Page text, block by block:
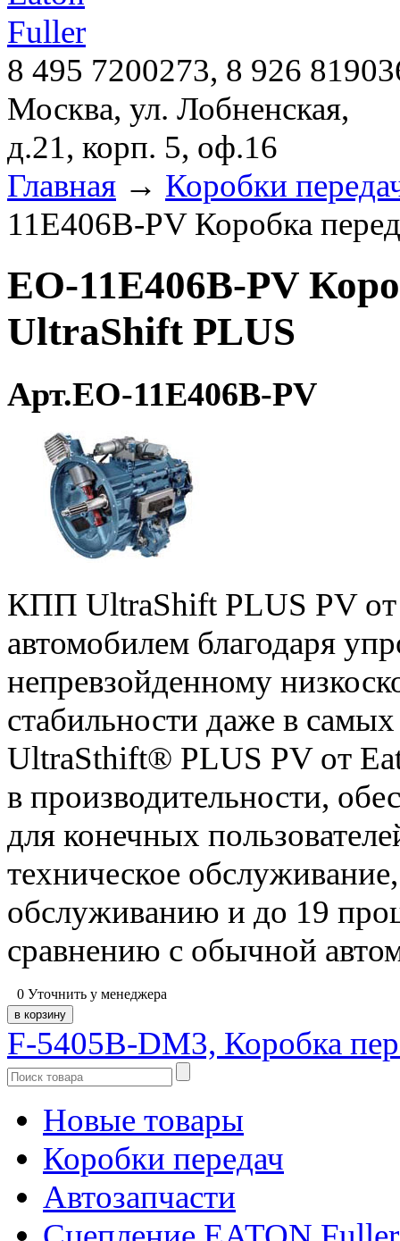
8 495 7200273, 8 926
Москва, ул. Лобненская,
д.21, корп. 5, оф.16
Главная → Коробки
11E406B-PV Коробка
EO-11E406B-PV
UltraShift PLUS
Арт.EO-11E406B-PV
КПП UltraShift PLUS PV от
автомобилем благодаря
непревзойденному
стабильности даже в
UltraSthift® PLUS PV от
в производительности,
для конечных
техническое
обслуживанию и до 19
сравнению с обычной
0 Уточнить у менеджера
F-5405B-DM3, Коробка
Новые товары
Коробки передач
Автозапчасти